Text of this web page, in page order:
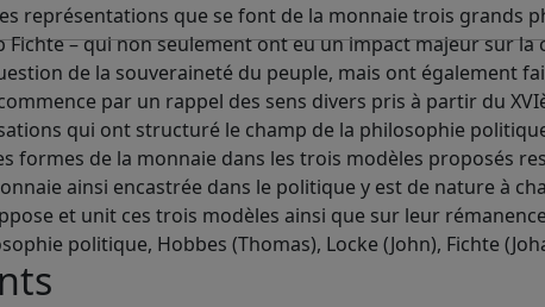
représentations que se font de la monnaie trois grands
Fichte – qui non seulement ont eu un impact majeur sur
de la souveraineté du peuple, mais ont également
par un rappel des sens divers pris à partir du
qui ont structuré le champ de la philosophie
formes de la monnaie dans les trois modèles proposés
ainsi encastrée dans le politique y est de nature à
et unit ces trois modèles ainsi que sur leur
politique, Hobbes (Thomas), Locke (John), Fichte